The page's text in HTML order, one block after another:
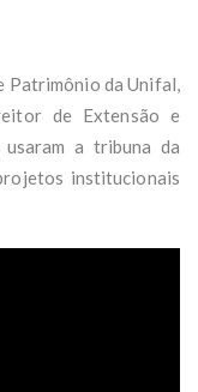
Patrimônio da Unifal,
de Extensão e
a tribuna da
institucionais